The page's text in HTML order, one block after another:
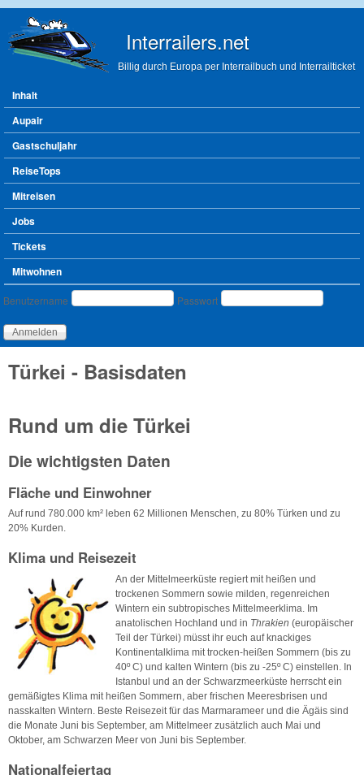
Interrailers.net
Billig durch Europa per Interrailbuch und Interrailticket
Hauptmenü
Inhalt
Aupair
Gastschuljahr
ReiseTops
Mitreisen
Jobs
Tickets
Mitwohnen
Benutzeranmeldung
Benutzername Passwort
Türkei - Basisdaten
Rund um die Türkei
Die wichtigsten Daten
Fläche und Einwohner
Auf rund 780.000 km² leben 62 Millionen Menschen, zu 80% Türken und zu
20% Kurden.
Klima und Reisezeit
An der Mittelmeerküste regiert mit heißen und
trockenen Sommern sowie milden, regenreichen
Wintern ein subtropisches Mittelmeerklima. Im
anatolischen Hochland und in Thrakien (europäischer
Teil der Türkei) müsst ihr euch auf knackiges
Kontinentalklima mit trocken-heißen Sommern (bis zu
40º C) und kalten Wintern (bis zu -25º C) einstellen. In
Istanbul und an der Schwarzmeerküste herrscht ein
gemäßigtes Klima mit heißen Sommern, aber frischen Meeresbrisen und
nasskalten Wintern. Beste Reisezeit für das Marmarameer und die Ägäis sind
die Monate Juni bis September, am Mittelmeer zusätzlich auch Mai und
Oktober, am Schwarzen Meer von Juni bis September.
Nationalfeiertag